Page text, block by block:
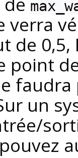
verra
de 0,5,
point
un